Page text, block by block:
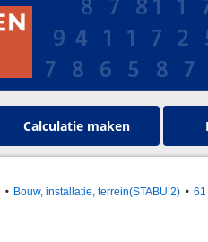
Calculatie maken
Bouw, installatie, terrein(STABU 2)